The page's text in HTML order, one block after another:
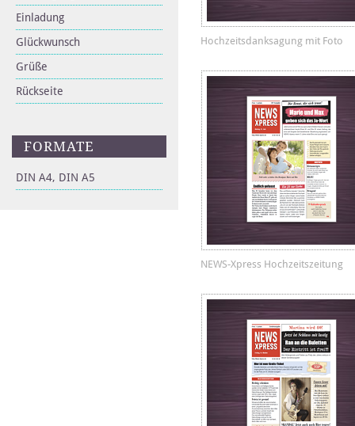
Einladung
Glückwunsch
Grüße
Rückseite
FORMATE
DIN A4, DIN A5
Hochzeitsdanksagung mit Foto
NEWS-Xpress Hochzeitszeitung